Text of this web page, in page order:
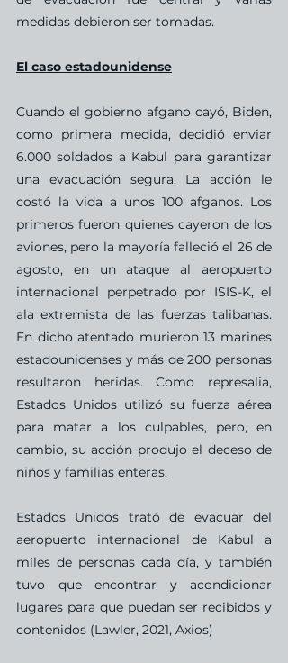
medidas debieron ser tomadas.
El caso estadounidense
Cuando el gobierno afgano cayó, Biden,
como primera medida, decidió enviar
6.000 soldados a Kabul para garantizar
una evacuación segura. La acción le
costó la vida a unos 100 afganos. Los
primeros fueron quienes cayeron de los
aviones, pero la mayoría falleció el 26 de
agosto, en un ataque al aeropuerto
internacional perpetrado por ISIS-K, el
ala extremista de las fuerzas talibanas.
En dicho atentado murieron 13 marines
estadounidenses y más de 200 personas
resultaron heridas. Como represalia,
Estados Unidos utilizó su fuerza aérea
para matar a los culpables, pero, en
cambio, su acción produjo el deceso de
niños y familias enteras.
Estados Unidos trató de evacuar del
aeropuerto internacional de Kabul a
miles de personas cada día, y también
tuvo que encontrar y acondicionar
lugares para que puedan ser recibidos y
contenidos (Lawler, 2021, Axios)